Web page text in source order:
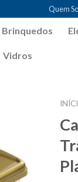
Quem
Brinquedos
Vidros
desejos